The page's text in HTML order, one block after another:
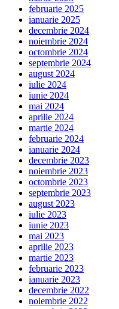
februarie 2025
ianuarie 2025
decembrie 2024
noiembrie 2024
octombrie 2024
septembrie 2024
august 2024
iulie 2024
iunie 2024
mai 2024
aprilie 2024
martie 2024
februarie 2024
ianuarie 2024
decembrie 2023
noiembrie 2023
octombrie 2023
septembrie 2023
august 2023
iulie 2023
iunie 2023
mai 2023
aprilie 2023
martie 2023
februarie 2023
ianuarie 2023
decembrie 2022
noiembrie 2022